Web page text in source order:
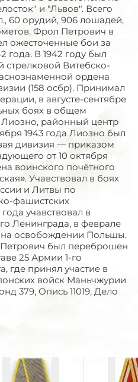
и "Львов". Всего
60 орудий, 906 лошадей,
Фрол Петрович в
ожесточенные бои за
года. В 1942 году был
стрелковой Витебско-
ордена
(158 осбр). Принимал
в августе-сентябре
боях в общем
районный центр
1943 года Лиозно был
дивизия — приказом
от 10 октября
воинского почётного
Учавствовал в боях
и Литвы по
фашистских
учавствовал в
Ленинграда, в феврале
на освобождении Польшы.
Петрович был переброшен
25 Армии 1-го
где принял участие в
войск Маньчжурии
379, Опись 11019, Дело